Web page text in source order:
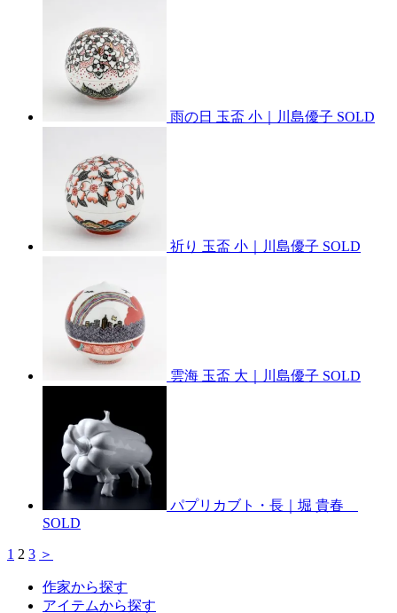
雨の日 玉盃 小｜川島優子 SOLD
祈り 玉盃 小｜川島優子 SOLD
雲海 玉盃 大｜川島優子 SOLD
パプリカブト・長｜堀 貴春
SOLD
1 2 3 ＞
作家から探す
アイテムから探す